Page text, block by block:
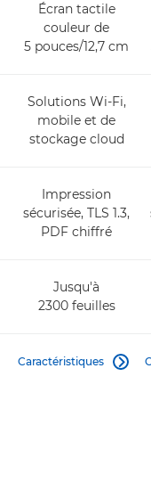
Écran tactile
couleur de
5 pouces/12,7 cm
Solutions Wi-Fi,
mobile et de
stockage cloud
Impression
sécurisée, TLS 1.3,
PDF chiffré
Jusqu'à
2300 feuilles
Caractéristiques 